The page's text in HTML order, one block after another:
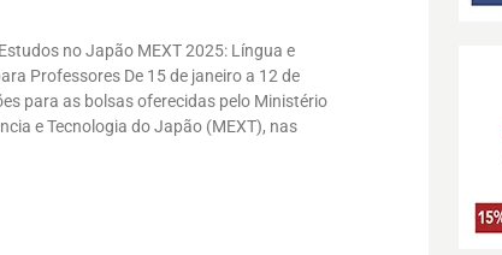
no Japão MEXT 2025: Língua e
Professores De 15 de janeiro a 12 de
para as bolsas oferecidas pelo Ministério
e Tecnologia do Japão (MEXT), nas